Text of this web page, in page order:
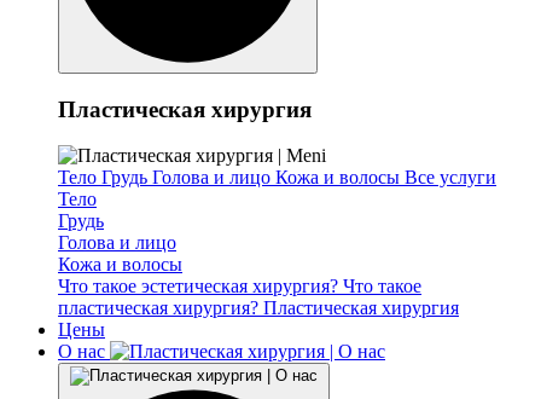
Пластическая хирургия
Тело Грудь Голова и лицо Кожа и волосы Все услуги
Тело
Грудь
Голова и лицо
Кожа и волосы
Что такое эстетическая хирургия? Что такое
пластическая хирургия? Пластическая хирургия
Цены
О нас